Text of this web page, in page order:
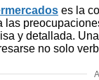
es la
y detallada.
no solo